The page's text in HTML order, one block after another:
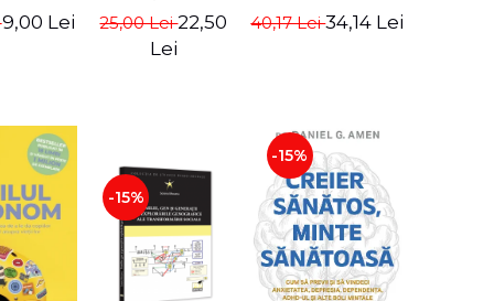
vie.
9,00 Lei
pentru ADHD,
memorie si
25,00 Lei22,50
Lei
Dr. Wayne W.
40,17 Lei34,14 Lei
-15%
-15%